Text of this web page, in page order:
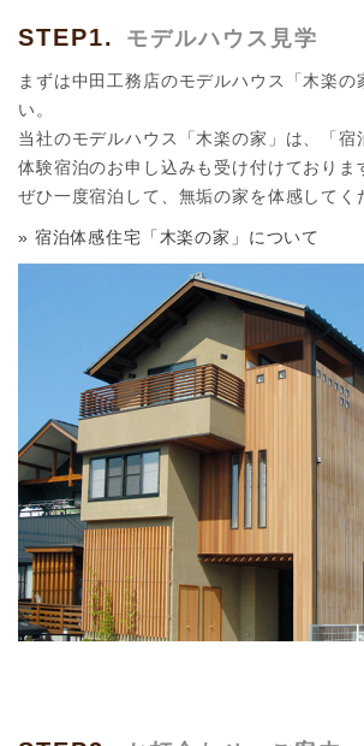
STEP1. モデルハウス見学
まずは中田工務店のモデルハウス「木楽の
い。
当社のモデルハウス「木楽の家」は、「宿
体験宿泊のお申し込みも受け付けておりま
ぜひ一度宿泊して、無垢の家を体感してく
» 宿泊体感住宅「木楽の家」について